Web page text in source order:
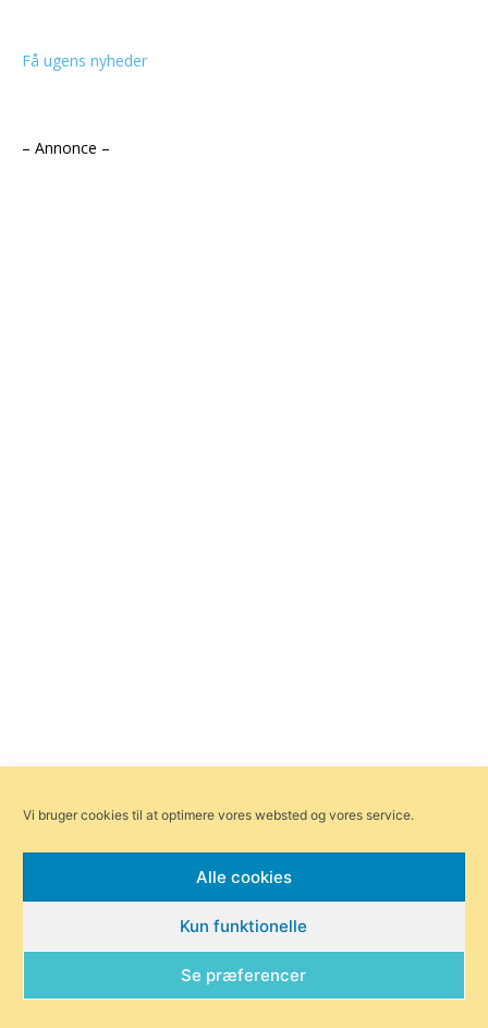
Få ugens nyheder
– Annonce –
Vi bruger cookies til at optimere vores websted og vores service.
Alle cookies
Kun funktionelle
Se præferencer